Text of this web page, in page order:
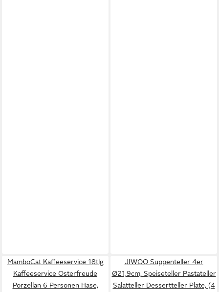
MamboCat Kaffeeservice 18tlg
Kaffeeservice Osterfreude
Porzellan 6 Personen Hase,
JIWOO Suppenteller 4er
Ø21,9cm, Speiseteller Pastateller
Salatteller Dessertteller Plate, (4